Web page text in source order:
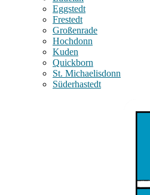
Eggstedt
Frestedt
Großenrade
Hochdonn
Kuden
Quickborn
St. Michaelisdonn
Süderhastedt